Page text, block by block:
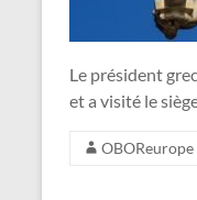
Le président
et a visité le
OBOReurope